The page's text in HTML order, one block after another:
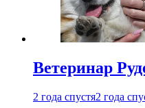
Ветеринар
2 года спустя2 года